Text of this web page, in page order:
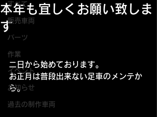
すべて
販売車両
パーツ
作業
イベント
お知らせ
過去の制作車両
本年も宜しくお願い致しま
す
二日から始めております。
お正月は普段出来ない足車のメンテか
ら。